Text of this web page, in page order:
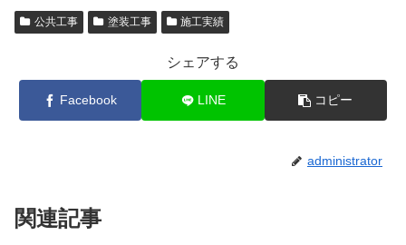
公共工事 塗装工事 施工実績
シェアする
Facebook LINE コピー
administrator
関連記事